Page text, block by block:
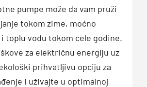
pumpe može da vam pruži
tokom zime, moćno
toplu vodu tokom cele godine.
za električnu energiju uz
prihvatljivu opciju za
i uživajte u optimalnoj